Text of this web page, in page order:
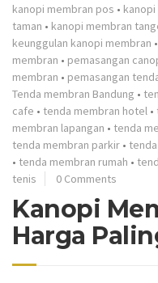
kanopi membran pos •
taman • kanopi membran
keunggulan kanopi membran •
membran • pemasangan
membran • pemasangan
Tenda membran Bandung •
cafe • tenda membran hotel •
membran lapangan • tenda
tenda membran parkir •
• tenda membran rumah •
tenis
0 Comments
Kanopi
Harga